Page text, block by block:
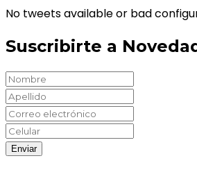
No tweets available or bad
Suscribirte a